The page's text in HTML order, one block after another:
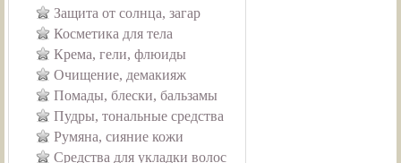
Защита от солнца, загар
Косметика для тела
Крема, гели, флюиды
Очищение, демакияж
Помады, блески, бальзамы
Пудры, тональные средства
Румяна, сияние кожи
Средства для укладки волос